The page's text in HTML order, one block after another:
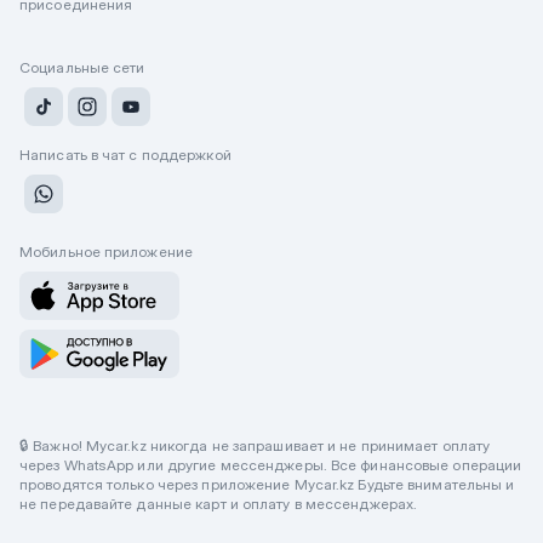
присоединения
Социальные сети
Написать в чат с поддержкой
Мобильное приложение
🔒 Важно! Mycar.kz никогда не запрашивает и не принимает оплату
через WhatsApp или другие мессенджеры. Все финансовые операции
проводятся только через приложение Mycar.kz Будьте внимательны и
не передавайте данные карт и оплату в мессенджерах.